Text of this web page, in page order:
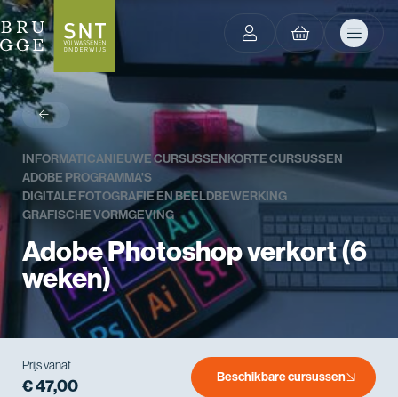
Prijs vanaf
€ 47,00 Beschikbare cursussen
terug
INFORMATICANIEUWE CURSUSSENKORTE CURSUSSEN
ADOBE PROGRAMMA'S
DIGITALE FOTOGRAFIE EN BEELDBEWERKING
GRAFISCHE VORMGEVING
Adobe Photoshop verkort (6
weken)